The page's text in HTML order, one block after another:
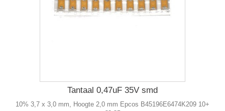
Tantaal 0,47uF 35V smd
10% 3,7 x 3,0 mm, Hoogte 2,0 mm Epcos B45196E6474K209 10+